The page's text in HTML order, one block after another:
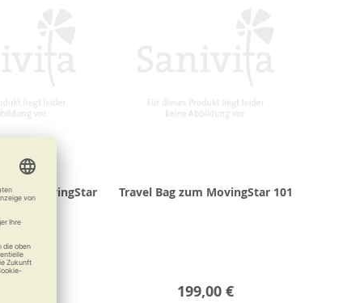
zum MovingStar
501
Travel Bag zum MovingStar 101
199,00 €